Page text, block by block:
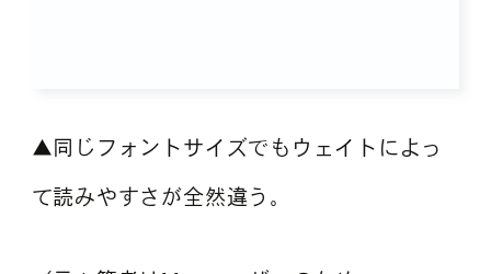
▲同じフォントサイズでもウェイトによっ
て読みやすさが全然違う。